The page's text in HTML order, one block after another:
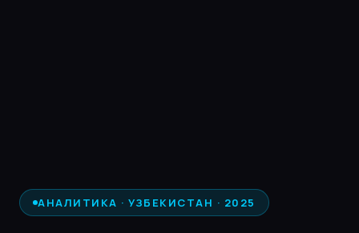
АНАЛИТИКА · УЗБЕКИСТАН · 2025